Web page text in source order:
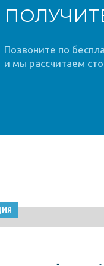
Позвоните по
и мы рассчитаем